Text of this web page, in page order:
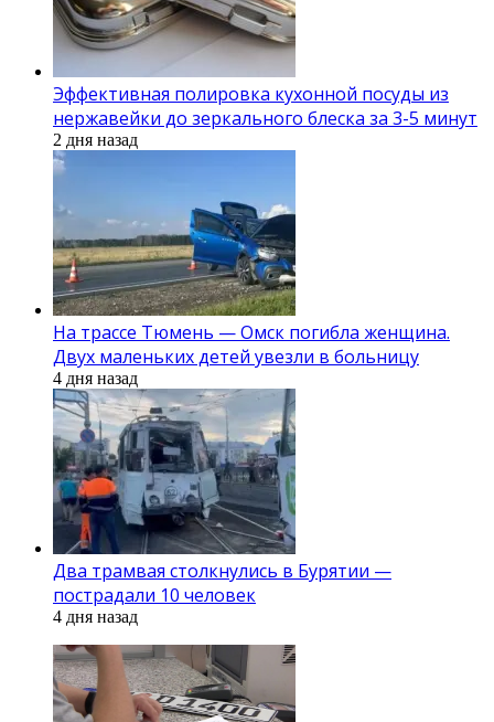
Эффективная полировка кухонной посуды из
нержавейки до зеркального блеска за 3-5 минут
2 дня назад
На трассе Тюмень — Омск погибла женщина.
Двух маленьких детей увезли в больницу
4 дня назад
Два трамвая столкнулись в Бурятии —
пострадали 10 человек
4 дня назад